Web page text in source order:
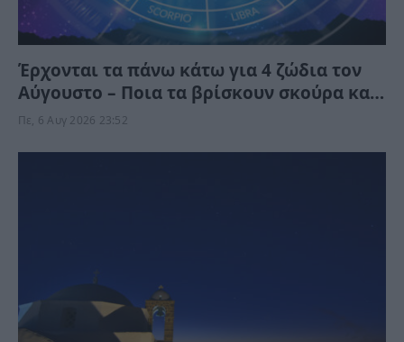
Έρχονται τα πάνω κάτω για 4 ζώδια τον
Αύγουστο – Ποια τα βρίσκουν σκούρα και
ποια αναπνεόυν
Πε, 6 Αυγ 2026 23:52